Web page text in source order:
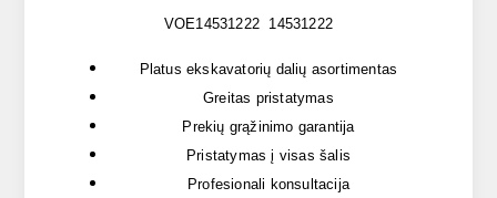
VOE14531222 14531222
Platus ekskavatorių dalių asortimentas
Greitas pristatymas
Prekių grąžinimo garantija
Pristatymas į visas šalis
Profesionali konsultacija